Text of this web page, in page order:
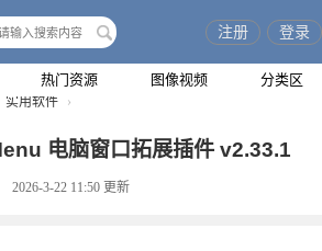
热门资源 图像视频 分类区
注册 登录
实用软件 ›
电脑窗口拓展插件 v2.33.1
2026-3-22 11:50 更新